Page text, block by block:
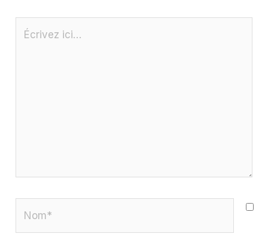
Écrivez